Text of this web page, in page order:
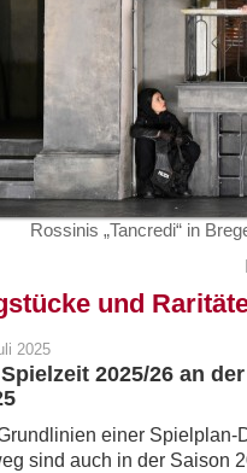
Rossinis „Tancredi“ in
und
2025
2025/26 an
einer Spielplan-
sind auch in der Saison